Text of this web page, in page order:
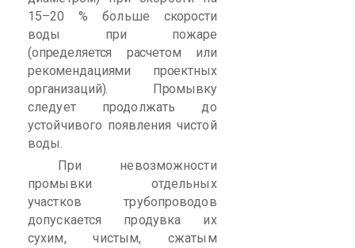
15–20 % больше скорости
воды при пожаре
(определяется расчетом или
рекомендациями проектных
организаций). Промывку
следует продолжать до
устойчивого появления чистой
воды.
При невозможности
промывки отдельных
участков трубопроводов
допускается продувка их
сухим, чистым, сжатым